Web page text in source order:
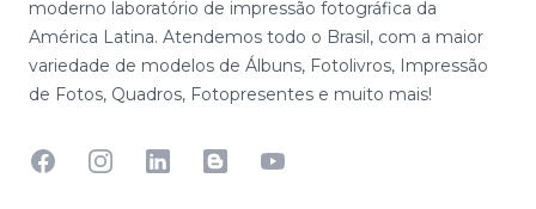
moderno laboratório de impressão fotográfica da
América Latina. Atendemos todo o Brasil, com a maior
variedade de modelos de Álbuns, Fotolivros, Impressão
de Fotos, Quadros, Fotopresentes e muito mais!
FacebookInstagramLinkedinBlog YouTube